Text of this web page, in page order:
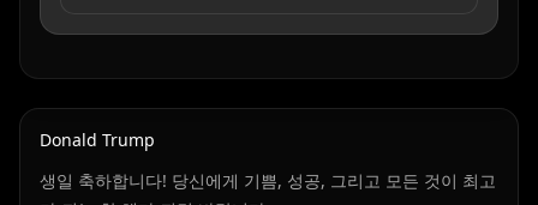
Donald Trump
생일 축하합니다! 당신에게 기쁨, 성공, 그리고 모든 것이 최고